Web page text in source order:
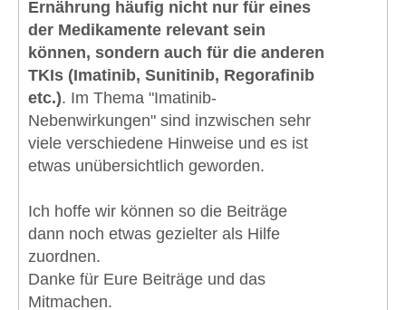
Ernährung häufig nicht nur für eines
der Medikamente relevant sein
können, sondern auch für die anderen
TKIs (Imatinib, Sunitinib, Regorafinib
etc.). Im Thema "Imatinib-
Nebenwirkungen" sind inzwischen sehr
viele verschiedene Hinweise und es ist
etwas unübersichtlich geworden.
Ich hoffe wir können so die Beiträge
dann noch etwas gezielter als Hilfe
zuordnen.
Danke für Eure Beiträge und das
Mitmachen.